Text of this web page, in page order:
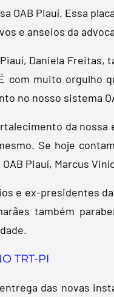
OAB Piauí. Essa
e anseios da
Daniela
muito orgulho
no nosso sistema
da nossa
Se hoje
Piauí, Marcus
e ex-presidentes
também
TRT-PI
das novas